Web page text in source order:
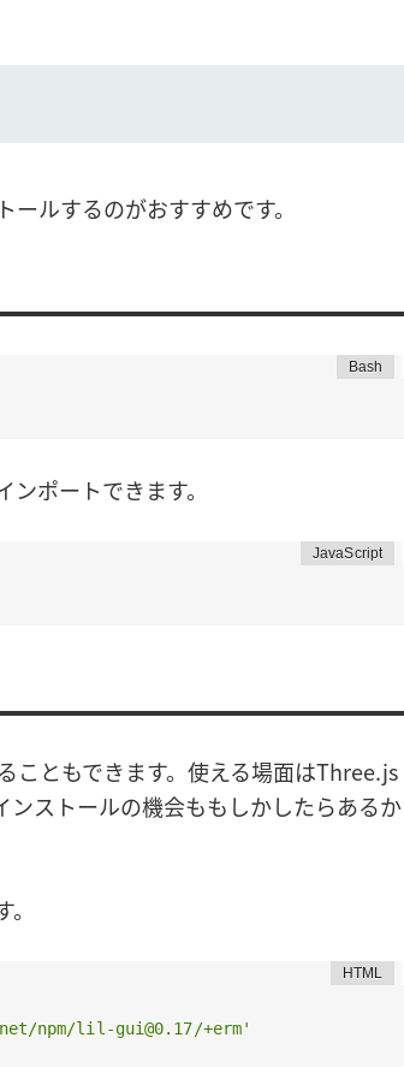
ルするのがおすすめです。
ポートできます。
こともできます。使える場面はThree.js
ストールの機会ももしかしたらあるか
npm/lil-gui@0.17/+erm'